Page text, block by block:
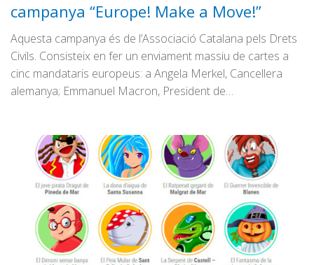
campanya “Europe! Make a Move!”
Aquesta campanya és de l’Associació Catalana pels Drets
Civils. Consisteix en fer un enviament massiu de cartes a
cinc mandataris europeus: a Angela Merkel, Cancellera
alemanya; Emmanuel Macron, President de…